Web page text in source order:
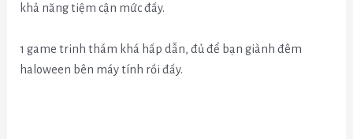
khả năng tiệm cận mức đấy.
1 game trinh thám khá hấp dẫn, đủ để bạn giành đêm
haloween bên máy tính rồi đấy.